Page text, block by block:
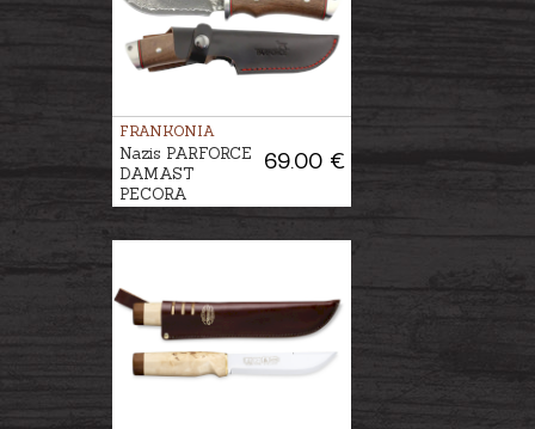
FRANKONIA
69.00 €
Nazis PARFORCE
DAMAST
PECORA